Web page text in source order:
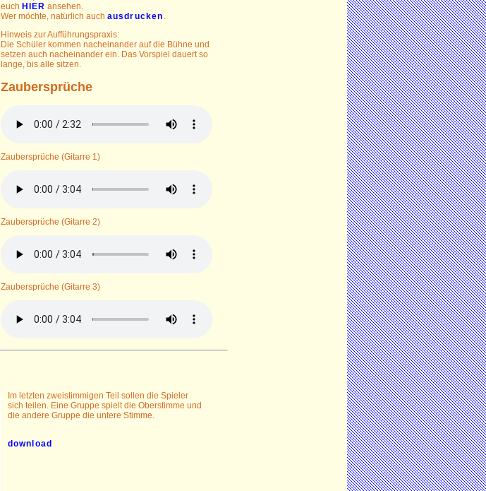
euch HIER ansehen.
Wer möchte, natürlich auch ausdrucken .
Hinweis zur Aufführungspraxis:
Die Schüler kommen nacheinander auf die Bühne und
setzen auch nacheinander ein. Das Vorspiel dauert so
lange, bis alle sitzen.
Zaubersprüche
Zaubersprüche (Gitarre 1)
Zaubersprüche (Gitarre 2)
Zaubersprüche (Gitarre 3)
Im letzten zweistimmigen Teil sollen die Spieler
sich teilen. Eine Gruppe spielt die Oberstimme und
die andere Gruppe die untere Stimme.
download